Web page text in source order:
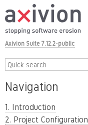
Axivion Suite 7.12.2-public
Navigation
1. Introduction
2. Project Configuration